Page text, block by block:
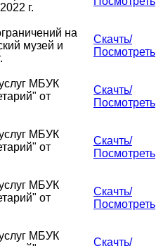
г.
на
музей и
Скачть/
Посмотреть
МБУК
от
Скачть/
Посмотреть
МБУК
от
Скачть/
Посмотреть
МБУК
от
Скачть/
Посмотреть
МБУК
Скачть/